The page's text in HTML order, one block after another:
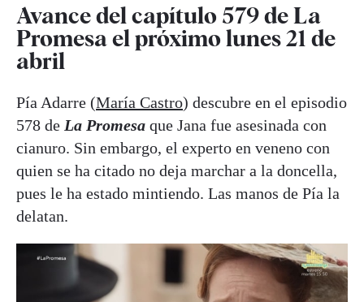
Avance del capítulo 579 de La
Promesa el próximo lunes 21 de
abril
Pía Adarre (María Castro) descubre en el episodio
578 de La Promesa que Jana fue asesinada con
cianuro. Sin embargo, el experto en veneno con
quien se ha citado no deja marchar a la doncella,
pues le ha estado mintiendo. Las manos de Pía la
delatan.